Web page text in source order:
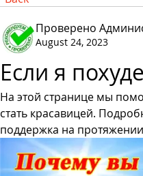
Проверено
August 24, 2023
Если я
На этой странице мы
стать красавицей.
поддержка на